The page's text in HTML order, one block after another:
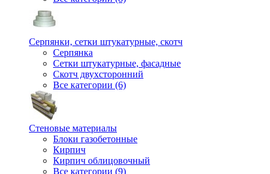
Серпянки, сетки штукатурные, скотч
Серпянка
Сетки штукатурные, фасадные
Скотч двухсторонний
Все категории (6)
Стеновые материалы
Блоки газобетонные
Кирпич
Кирпич облицовочный
Все категории (9)